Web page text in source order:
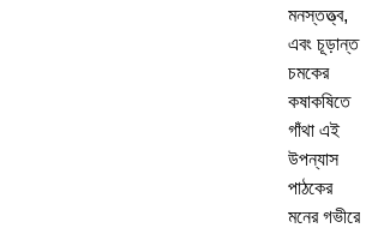
মনস্তত্ত্ব,
এবং চূড়ান্ত
চমকের
কষাকষিতে
গাঁথা এই
উপন্যাস
পাঠকের
মনের গভীরে